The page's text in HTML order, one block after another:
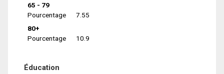
65 - 79
Pourcentage
7.55
80+
Pourcentage
10.9
Éducation